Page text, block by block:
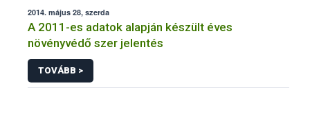
2014. május 28, szerda
A 2011-es adatok alapján készült éves
növényvédő szer jelentés
TOVÁBB >